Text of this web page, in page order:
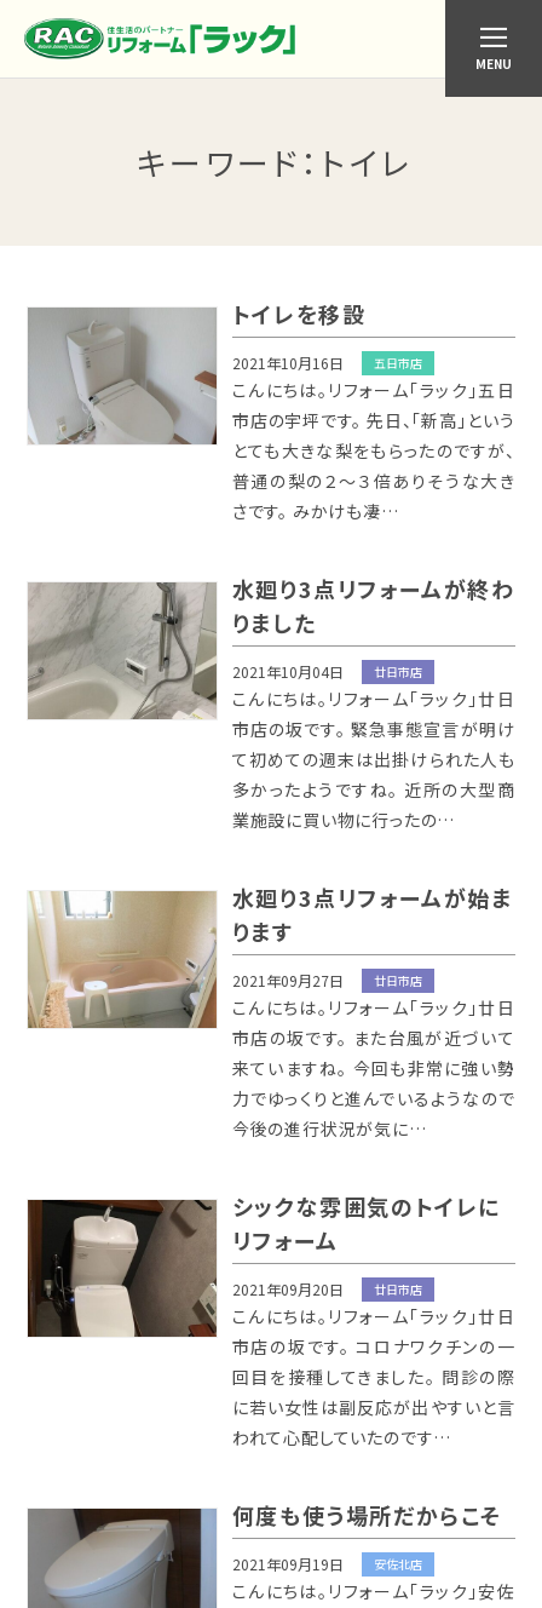
MENU
キーワード ：トイレ
トイレを移設
2021年10月16日 五日市店
こんにちは。リフォーム「ラック」五日
市店の宇坪です。 先日、「新高」という
とても大きな梨をもらったのですが、
普通の梨の２～３倍ありそうな大き
さです。 みかけも凄…
水廻り3点リフォームが終わ
りました
2021年10月04日 廿日市店
こんにちは。リフォーム「ラック」廿日
市店の坂です。 緊急事態宣言が明け
て初めての週末は出掛けられた人も
多かったようですね。 近所の大型商
業施設に買い物に行ったの…
水廻り3点リフォームが始ま
ります
2021年09月27日 廿日市店
こんにちは。リフォーム「ラック」廿日
市店の坂です。 また台風が近づいて
来ていますね。 今回も非常に強い勢
力でゆっくりと進んでいるようなので
今後の進行状況が気に…
シックな雰囲気のトイレに
リフォーム
2021年09月20日 廿日市店
こんにちは。リフォーム「ラック」廿日
市店の坂です。 コロナワクチンの一
回目を接種してきました。 問診の際
に若い女性は副反応が出やすいと言
われて心配していたのです…
何度も使う場所だからこそ
2021年09月19日 安佐北店
こんにちは。リフォーム「ラック」安佐